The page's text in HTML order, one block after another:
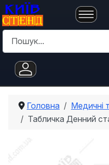
Пошук
Головна
Медичні
Табличка Денний